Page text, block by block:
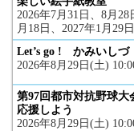
2026年7月31日、8月
月18日、2027年1月
Let’s go ! かみいし
2026年8月29日(土)
第97回都市対抗野球
応援しよう
2026年8月29日(土)